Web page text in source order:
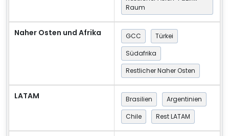
Raum
Naher Osten und Afrika GCC
Türkei
Südafrika
Restlicher Naher Osten
LATAM Brasilien
Argentinien
Chile
Rest LATAM